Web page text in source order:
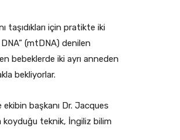
taşıdıkları için pratikte iki
(mtDNA) denilen
bebeklerde iki ayrı anneden
bekliyorlar.
başkanı Dr. Jacques
koyduğu teknik, İngiliz bilim